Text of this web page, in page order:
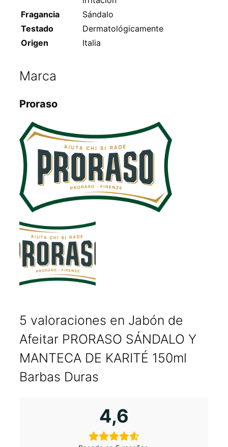
Fragancia
Sándalo
Testado
Dermatológicamente
Origen
Italia
Marca
Proraso
5 valoraciones en Jabón de
Afeitar PRORASO SÁNDALO Y
MANTECA DE KARITÉ 150ml
Barbas Duras
4,6